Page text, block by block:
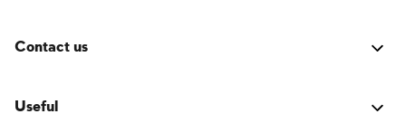
Contact us
Useful